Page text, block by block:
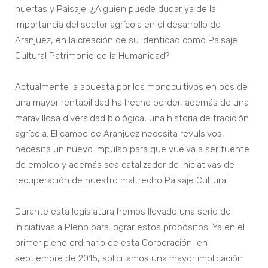
huertas y Paisaje. ¿Alguien puede dudar ya de la
importancia del sector agrícola en el desarrollo de
Aranjuez, en la creación de su identidad como Paisaje
Cultural Patrimonio de la Humanidad?
Actualmente la apuesta por los monocultivos en pos de
una mayor rentabilidad ha hecho perder, además de una
maravillosa diversidad biológica, una historia de tradición
agrícola. El campo de Aranjuez necesita revulsivos,
necesita un nuevo impulso para que vuelva a ser fuente
de empleo y además sea catalizador de iniciativas de
recuperación de nuestro maltrecho Paisaje Cultural.
Durante esta legislatura hemos llevado una serie de
iniciativas a Pleno para lograr estos propósitos. Ya en el
primer pleno ordinario de esta Corporación, en
septiembre de 2015, solicitamos una mayor implicación